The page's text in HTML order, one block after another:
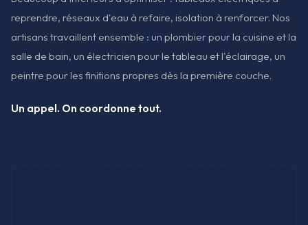
reprendre, réseaux d'eau à refaire, isolation à renforcer. Nos
artisans travaillent ensemble : un plombier pour la cuisine et la
salle de bain, un électricien pour le tableau et l'éclairage, un
peintre pour les finitions propres dès la première couche.
Un appel. On coordonne tout.